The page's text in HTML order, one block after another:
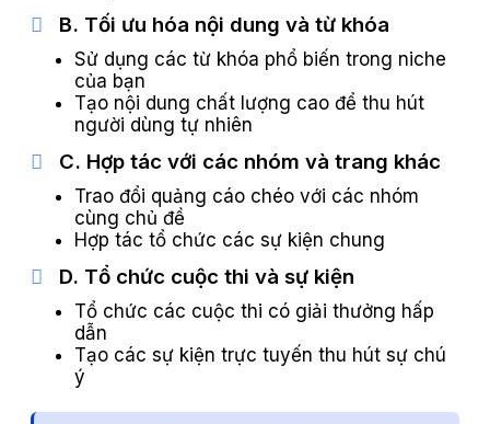
B. Tối ưu hóa nội dung và từ khóa
Sử dụng các từ khóa phổ biến trong niche
của bạn
Tạo nội dung chất lượng cao để thu hút
người dùng tự nhiên
C. Hợp tác với các nhóm và trang khác
Trao đổi quảng cáo chéo với các nhóm
cùng chủ đề
Hợp tác tổ chức các sự kiện chung
D. Tổ chức cuộc thi và sự kiện
Tổ chức các cuộc thi có giải thưởng hấp
dẫn
Tạo các sự kiện trực tuyến thu hút sự chú
ý